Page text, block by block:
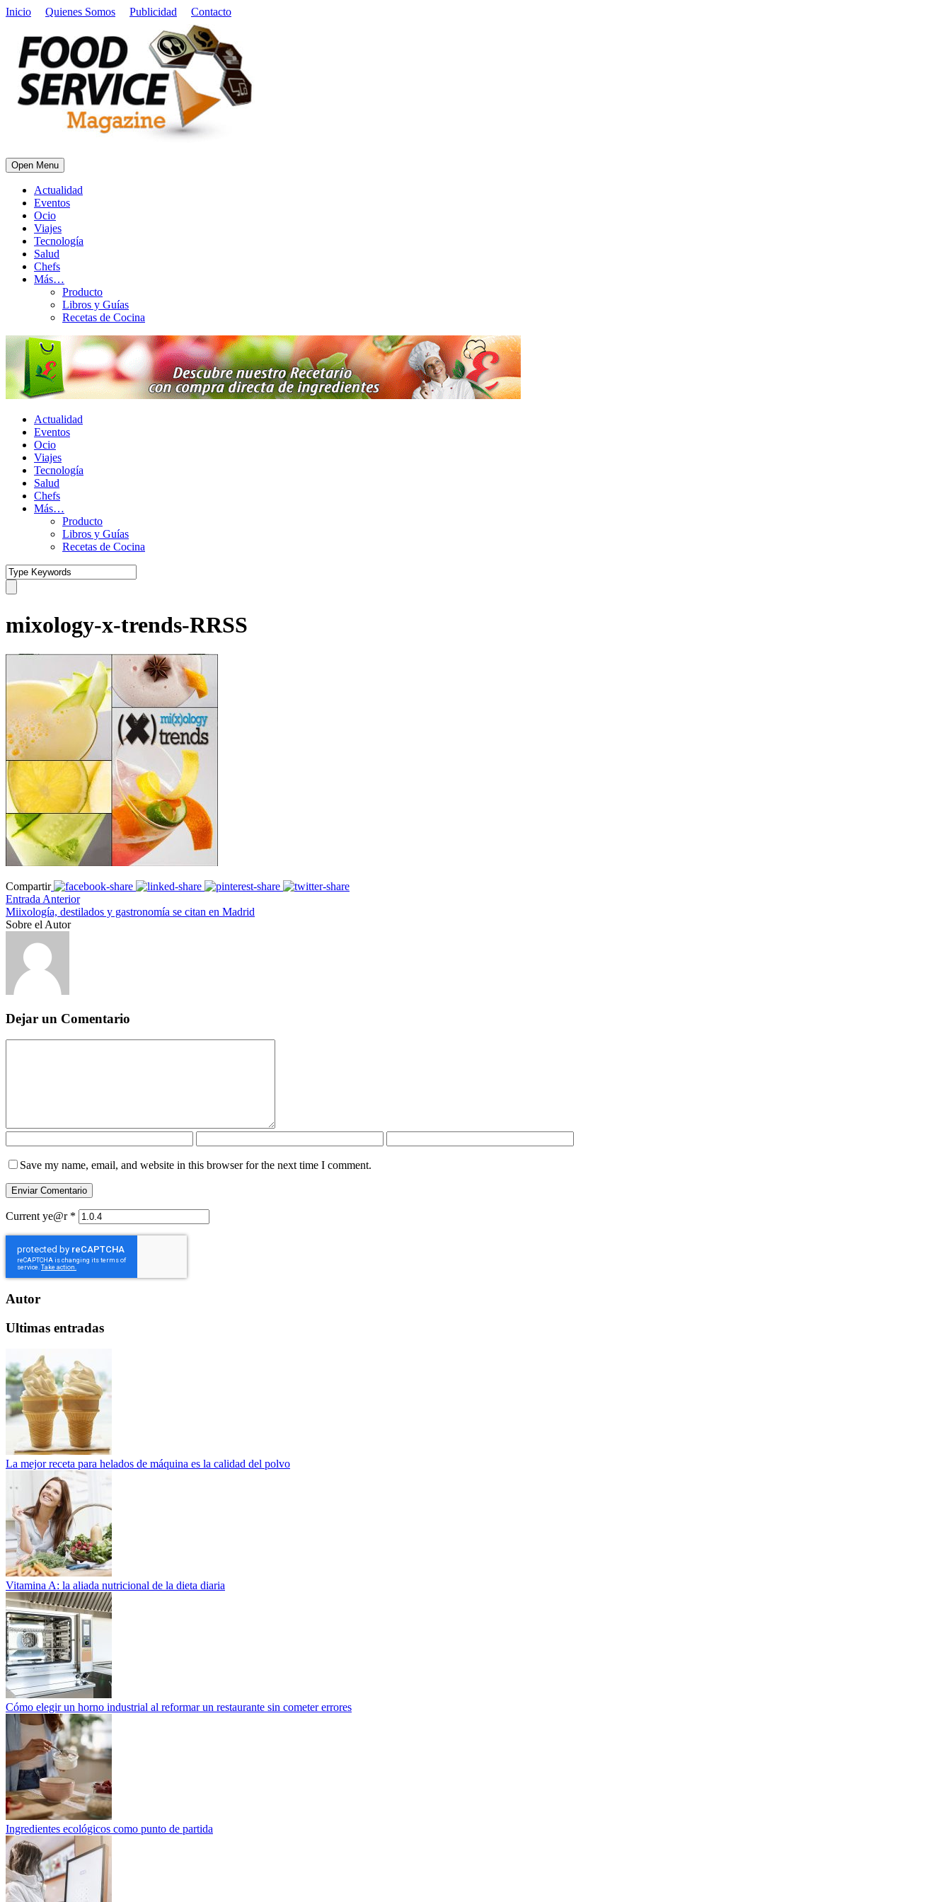
Inicio Quienes Somos Publicidad Contacto
Open Menu
Actualidad
Eventos
Ocio
Viajes
Tecnología
Salud
Chefs
Más…
Producto
Libros y Guías
Recetas de Cocina
Actualidad
Eventos
Ocio
Viajes
Tecnología
Salud
Chefs
Más…
Producto
Libros y Guías
Recetas de Cocina
mixology-x-trends-RRSS
Compartir
Entrada Anterior
Miixología, destilados y gastronomía se citan en Madrid
Sobre el Autor
Dejar un Comentario
Save my name, email, and website in this browser for the next time I comment.
Current ye@r *
Autor
Ultimas entradas
La mejor receta para helados de máquina es la calidad del polvo
Vitamina A: la aliada nutricional de la dieta diaria
Cómo elegir un horno industrial al reformar un restaurante sin cometer errores
Ingredientes ecológicos como punto de partida